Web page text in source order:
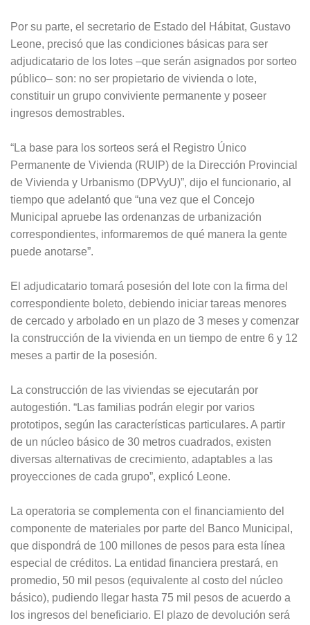
Por su parte, el secretario de Estado del Hábitat, Gustavo
Leone, precisó que las condiciones básicas para ser
adjudicatario de los lotes –que serán asignados por sorteo
público– son: no ser propietario de vivienda o lote,
constituir un grupo conviviente permanente y poseer
ingresos demostrables.
“La base para los sorteos será el Registro Único
Permanente de Vivienda (RUIP) de la Dirección Provincial
de Vivienda y Urbanismo (DPVyU)”, dijo el funcionario, al
tiempo que adelantó que “una vez que el Concejo
Municipal apruebe las ordenanzas de urbanización
correspondientes, informaremos de qué manera la gente
puede anotarse”.
El adjudicatario tomará posesión del lote con la firma del
correspondiente boleto, debiendo iniciar tareas menores
de cercado y arbolado en un plazo de 3 meses y comenzar
la construcción de la vivienda en un tiempo de entre 6 y 12
meses a partir de la posesión.
La construcción de las viviendas se ejecutarán por
autogestión. “Las familias podrán elegir por varios
prototipos, según las características particulares. A partir
de un núcleo básico de 30 metros cuadrados, existen
diversas alternativas de crecimiento, adaptables a las
proyecciones de cada grupo”, explicó Leone.
La operatoria se complementa con el financiamiento del
componente de materiales por parte del Banco Municipal,
que dispondrá de 100 millones de pesos para esta línea
especial de créditos. La entidad financiera prestará, en
promedio, 50 mil pesos (equivalente al costo del núcleo
básico), pudiendo llegar hasta 75 mil pesos de acuerdo a
los ingresos del beneficiario. El plazo de devolución será